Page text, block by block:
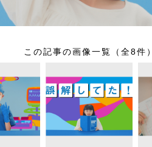
この記事の画像一覧（全8件）